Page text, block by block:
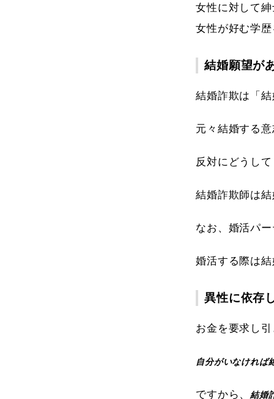
女性に対して
女性が好む学
結婚願望が
結婚詐欺は「
元々結婚する
反対にどうし
結婚詐欺師は
なお、婚活パ
婚活する際は
異性に依存
お金を要求し
自分がいなければ
ですから、結婚